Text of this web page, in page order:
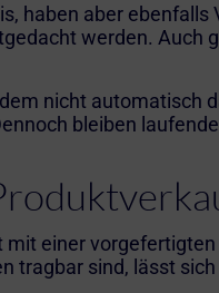
haben aber
werden.
nicht automatisch
bleiben
einer
tragbar sind, lässt